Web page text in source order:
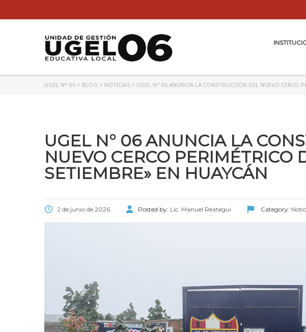
UGEL N° 06 > BLOG > NOTICIAS > UGEL N° 06 ANUNCIA LA CONSTRUCCIÓN DEL NUEVO CERCO
UGEL N° 06 ANUNCIA LA
NUEVO CERCO PERIMÉTRICO
SETIEMBRE» EN HUAYCÁN
2 de junio de 2026 Posted by: Lic. Manuel Reátegui Category: